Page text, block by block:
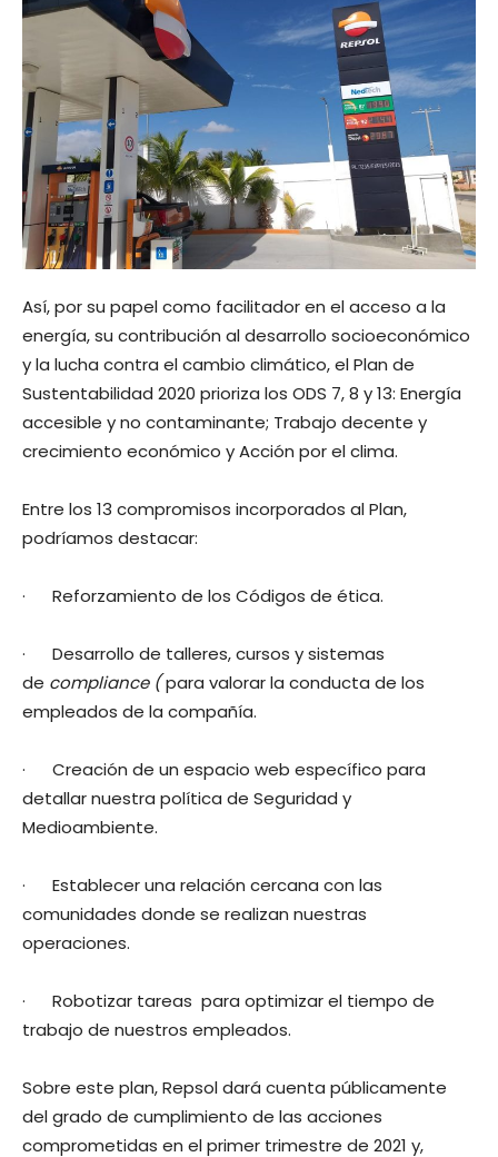
Así, por su papel como facilitador en el acceso a la
energía, su contribución al desarrollo socioeconómico
y la lucha contra el cambio climático, el Plan de
Sustentabilidad 2020 prioriza los ODS 7, 8 y 13: Energía
accesible y no contaminante; Trabajo decente y
crecimiento económico y Acción por el clima.
Entre los 13 compromisos incorporados al Plan,
podríamos destacar:
· Reforzamiento de los Códigos de ética.
· Desarrollo de talleres, cursos y sistemas
de compliance (para valorar la conducta de los
empleados de la compañía.
· Creación de un espacio web específico para
detallar nuestra política de Seguridad y
Medioambiente.
· Establecer una relación cercana con las
comunidades donde se realizan nuestras
operaciones.
· Robotizar tareas para optimizar el tiempo de
trabajo de nuestros empleados.
Sobre este plan, Repsol dará cuenta públicamente
del grado de cumplimiento de las acciones
comprometidas en el primer trimestre de 2021 y,